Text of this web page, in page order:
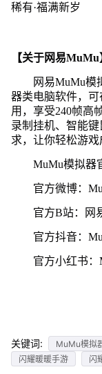
稀有·福满新岁
【关于网易MuMu
网易MuMu模
器类电脑软件，
用，享受240帧高
录制挂机、智能
求，让你轻松游戏
MuMu模拟器
官方微博：
官方B站：网
官方抖音：
官方小红书
关键词: MuMu模拟
闪耀暖暖手游
闪